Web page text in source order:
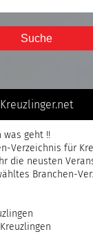
Suche
Kreuzlinger.net
was geht !!
Verzeichnis für
die neusten
Branchen-